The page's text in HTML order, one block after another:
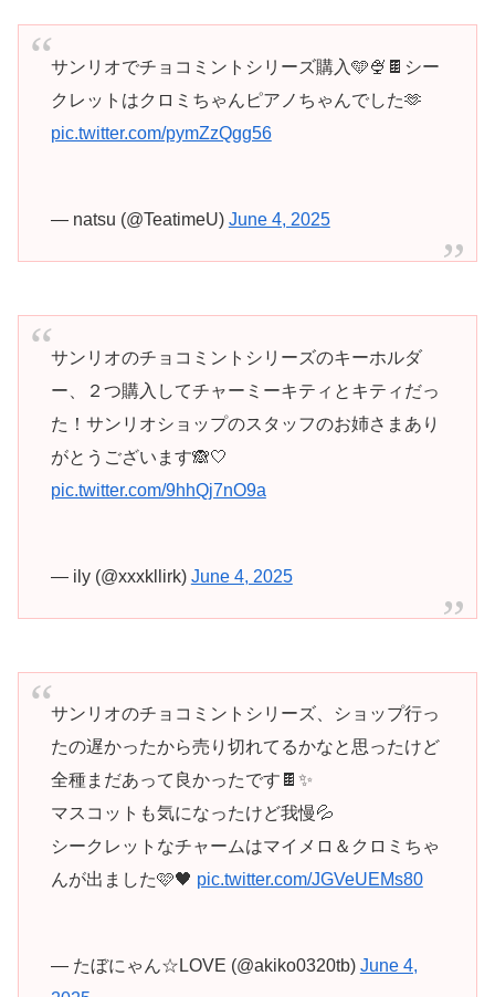
サンリオでチョコミントシリーズ購入🩵🍨🍫シー
クレットはクロミちゃんピアノちゃんでした🫶
pic.twitter.com/pymZzQgg56
— natsu (@TeatimeU) June 4, 2025
サンリオのチョコミントシリーズのキーホルダ
ー、２つ購入してチャーミーキティとキティだっ
た！サンリオショップのスタッフのお姉さまあり
がとうございます🙈🤍
pic.twitter.com/9hhQj7nO9a
— ily (@xxxkllirk) June 4, 2025
サンリオのチョコミントシリーズ、ショップ行っ
たの遅かったから売り切れてるかなと思ったけど
全種まだあって良かったです🍫✨
マスコットも気になったけど我慢💦
シークレットなチャームはマイメロ＆クロミちゃ
んが出ました🩷🖤 pic.twitter.com/JGVeUEMs80
— たぼにゃん☆LOVE (@akiko0320tb) June 4,